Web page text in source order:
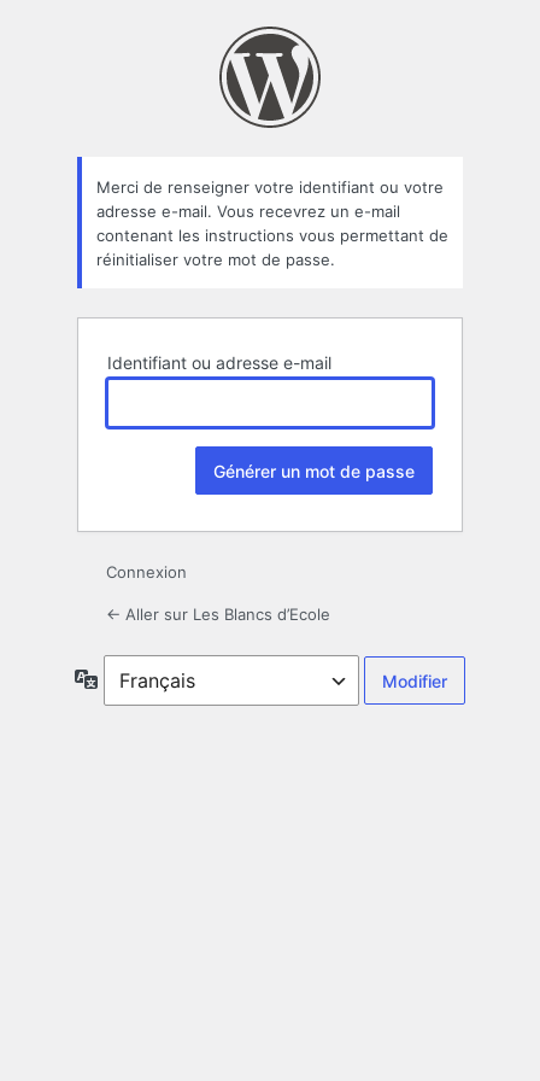
oublié
Merci de renseigner votre identifiant ou votre
adresse e-mail. Vous recevrez un e-mail
contenant les instructions vous permettant de
réinitialiser votre mot de passe.
Identifiant ou adresse e-mail
Connexion
← Aller sur Les Blancs d’Ecole
Langue